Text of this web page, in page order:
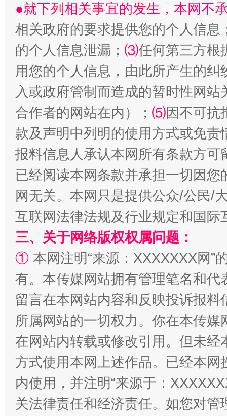
漫山遍野的桃花与雪山、麦地、白藏房 除
招工难、用工荒背后
●就下列相关事宜的发生，本网不
相关政府的要求提供您的个人信息
的个人信息泄漏； ⑶任何第三方根
用您的个人信息，由此所产生的纠
入或政府管制而造成的暂时性网
合作者的网站在内）； ⑸因不可抗
款及声明中列明的使用方式或免责
报料信息人承认本网所有条款方
已经阅读本网条款并承担一切因
网无关。本网只是提供公众/公民/
互联网法律法规及行业规定和国
三、关于网络版权权属问题：
① 本网注明“来源：XXXXXXX网”
有。本传媒网站拥有管理笔名和
留言在本网站内容和反映投诉报
所属网站的一切权力。你在本传
在网站内转载或修改引用。但未
方式使用本网上述作品。已经本
内使用，并注明“来源于：
关法律责任和经济责任。如您对